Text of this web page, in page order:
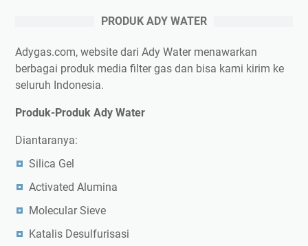
PRODUK ADY WATER
Adygas.com, website dari Ady Water menawarkan
berbagai produk media filter gas dan bisa kami kirim ke
seluruh Indonesia.
Produk-Produk Ady Water
Diantaranya:
Silica Gel
Activated Alumina
Molecular Sieve
Katalis Desulfurisasi